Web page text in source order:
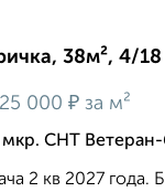
38м², 4/
000 ₽ за м²
мкр. СНТ
2 кв 2027